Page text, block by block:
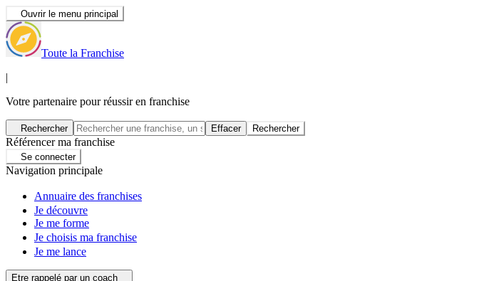
Ouvrir le menu principal
Toute la Franchise
|
Votre partenaire pour réussir en franchise
Rechercher Effacer Rechercher
Référencer ma franchise
Se connecter
Navigation principale
Annuaire des franchises
Je découvre
Je me forme
Je choisis ma franchise
Je me lance
Etre rappelé par un coach